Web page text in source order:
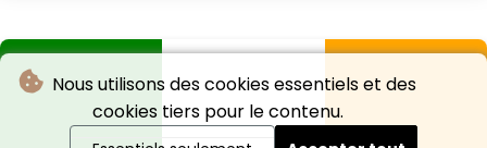
Nous utilisons des cookies essentiels et des
cookies tiers pour le contenu.